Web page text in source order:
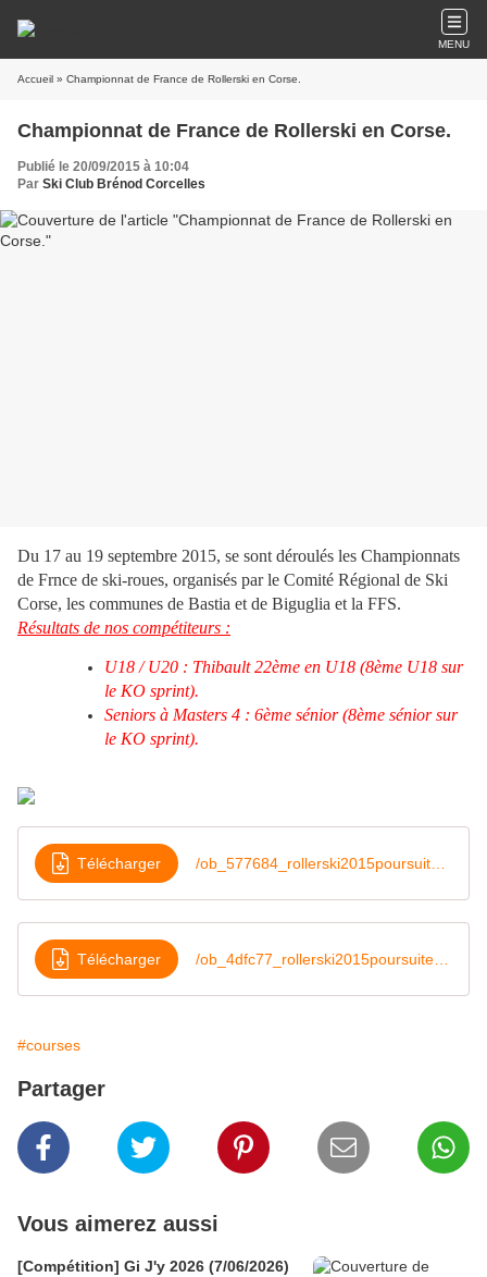
MENU
Accueil » Championnat de France de Rollerski en Corse.
Championnat de France de Rollerski en Corse.
Publié le 20/09/2015 à 10:04
Par Ski Club Brénod Corcelles
Du 17 au 19 septembre 2015, se sont déroulés les Championnats
de Frnce de ski-roues, organisés par le Comité Régional de Ski
Corse, les communes de Bastia et de Biguglia et la FFS.
Résultats de nos compétiteurs :
U18 / U20 : Thibault 22ème en U18 (8ème U18 sur
le KO sprint).
Seniors à Masters 4 : 6ème sénior (8ème sénior sur
le KO sprint).
Télécharger
Télécharger
#courses
Partager
Vous aimerez aussi
[Compétition] Gi J'y 2026 (7/06/2026)